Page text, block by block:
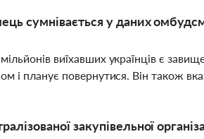
сумнівається у даних
виїхавших українців є
і планує повернутися. Він також
закупівельної